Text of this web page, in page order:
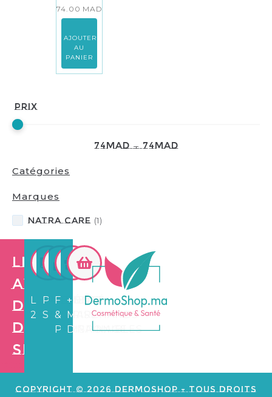
Prix
74MAD—74MAD
Catégories
Marques
NATRA CARE (1)
74.00 MAD
AJOUTER
AU
PANIER
Les
avantages
de
Dermo
Shop
LIVRAISON
24/72H
PAIEMENT
SÉCURISÉ
FIDÉLITÉ
&
PARRAINAGE
+3.500
MARCHANDS
DISPONIBLES
Copyright © 2026 Dermoshop - Tous Droits